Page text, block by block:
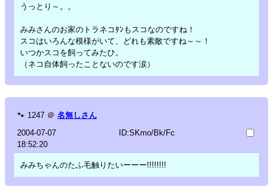
うっとり～。。
みみさんのお家のトラネコﾀﾝもスコなのですね！
スコはいろんな模様がいて、どれも素敵ですね～～！
いつかスコを飼ってみたひ。
（ネコ自体飼ったことないのです涙）
🐾 1247 ＠ 名無しさん
2004-07-07
18:52:20
ID:SKmo/Bk/Fc
みみちゃんのたふ毛触りたいーーー!!!!!!!!